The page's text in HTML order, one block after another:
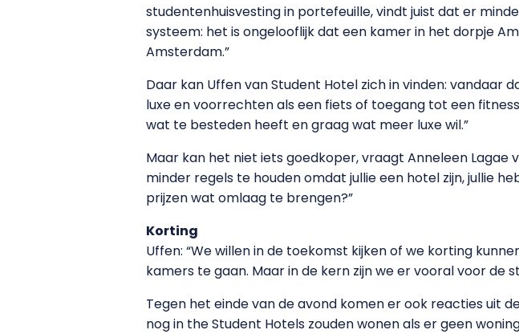
studentenhuisvesting in portefeuille, vindt juist dat er
systeem: het is ongelooflijk dat een kamer in het dorpje
Amsterdam.”
Daar kan Uffen van Student Hotel zich in vinden: vandaar
luxe en voorrechten als een fiets of toegang tot een
wat te besteden heeft en graag wat meer luxe wil.”
Maar kan het niet iets goedkoper, vraagt Anneleen
minder regels te houden omdat jullie een hotel zijn, jullie
prijzen wat omlaag te brengen?”
Korting
Uffen: “We willen in de toekomst kijken of we korting
kamers te gaan. Maar in de kern zijn we er vooral voor de
Tegen het einde van de avond komen er ook reacties uit
nog in the Student Hotels zouden wonen als er geen